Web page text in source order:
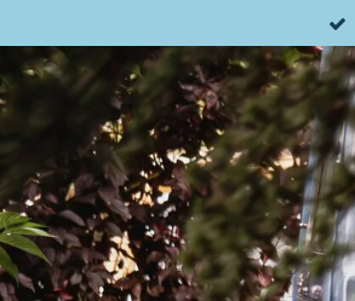
Hauptinhalt
springen